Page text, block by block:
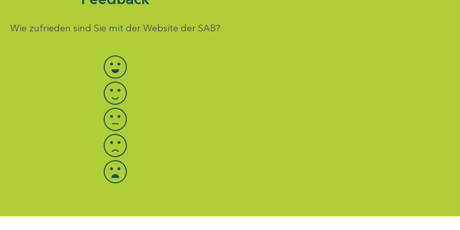
Wie zufrieden sind Sie mit der Website der SAB?
Bewertung auswählen